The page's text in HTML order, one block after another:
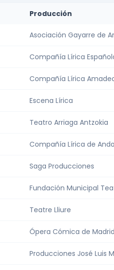
Producción
Asociación Gayarre de
Compañía Lírica
Compañía Lírica
Escena Lírica
Teatro Arriaga Antzokia
Compañía Lírica de
Saga Producciones
Fundación Municipal
Teatre Lliure
Ópera Cómica de Madrid
Producciones José Luis